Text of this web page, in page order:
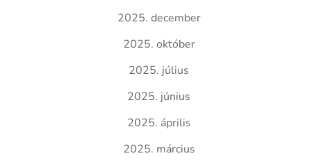
2025. december
2025. október
2025. július
2025. június
2025. április
2025. március